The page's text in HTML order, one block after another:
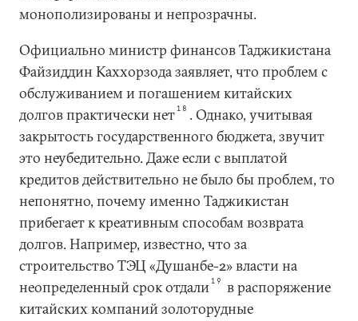
монополизированы и непрозрачны.
Официально министр финансов Таджикистана
Файзиддин Каххорзода заявляет, что проблем с
обслуживанием и погашением китайских
долгов практически нет18 . Однако, учитывая
закрытость государственного бюджета, звучит
это неубедительно. Даже если с выплатой
кредитов действительно не было бы проблем, то
непонятно, почему именно Таджикистан
прибегает к креативным способам возврата
долгов. Например, известно, что за
строительство ТЭЦ «Душанбе-2» власти на
неопределенный срок отдали19
в распоряжение
китайских компаний золоторудные